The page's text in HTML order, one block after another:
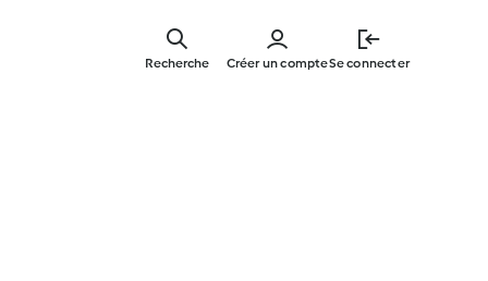
main
Créer un compteSe connecter
Recherche